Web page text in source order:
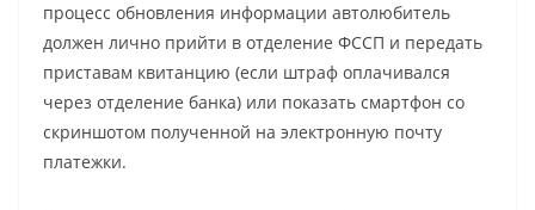
процесс обновления информации автолюбитель
должен лично прийти в отделение ФССП и передать
приставам квитанцию (если штраф оплачивался
через отделение банка) или показать смартфон со
скриншотом полученной на электронную почту
платежки.